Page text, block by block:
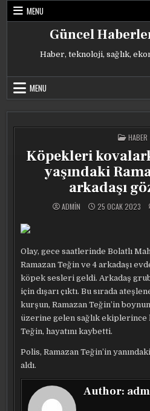
Skip
MENU
Güncel
Haber, teknoloji, sağlık,
MENU
POSTED
IN
HABER
Köpekleri
yaşındaki
arkadaşı
ADMIN 25 OCAK 2023
Olay, gece saatlerinde Bolatlı
Ramazan Teğin ve 4 arkadaşı
köpek sesleri geldi. Arkadaş
için dışarı çıktı. Bu sırada
kurşun, Ramazan Teğin’in
üzerine gelen sağlık ekiplerince
Teğin, hayatını kaybetti.
Polis, Ramazan Teğin’in
aldı.
Author: